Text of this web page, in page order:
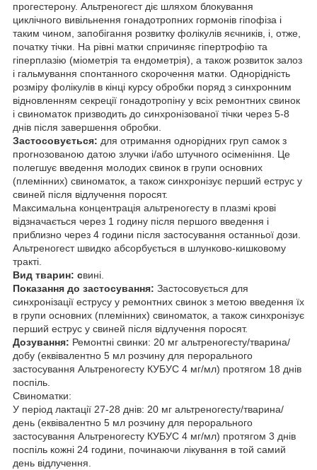
прогестерону. Альтреногест діє шляхом блокування
циклічного вивільнення гонадотропних гормонів гіпофіза і
таким чином, запобігання розвитку фолікулів яєчників, і, отже,
початку тічки. На рівні матки спричиняє гіпертрофію та
гіперплазію (міометрія та ендометрія), а також розвиток залоз
і гальмування спонтанного скорочення матки. Однорідність
розміру фолікулів в кінці курсу обробки поряд з синхронним
відновленням секреції гонадотропіну у всіх ремонтних свинок
і свиноматок призводить до синхронізованої тічки через 5-8
днів після завершення обробки.
Застосовується: для отримання однорідних груп самок з
прогнозованою датою злучки і/або штучного осіменіння. Це
полегшує введення молодих свинок в групи основних
(племінних) свиноматок, а також синхронізує перший еструс у
свиней після відлучення поросят.
Максимальна концентрація альтреногесту в плазмі крові
відзначається через 1 годину після першого введення і
приблизно через 4 години після застосування останньої дози.
Альтреногест швидко абсорбується в шлунково-кишковому
тракті.
Вид тварин: свині.
Показання до застосування: Застосовується для
синхронізації еструсу у ремонтних свинок з метою введення їх
в групи основних (племінних) свиноматок, а також синхронізує
перший еструс у свиней після відлучення поросят.
Дозування: Ремонтні свинки: 20 мг альтреногесту/тварина/
добу (еквівалентно 5 мл розчину для перорального
застосування Альтреногесту КУБУС 4 мг/мл) протягом 18 днів
поспіль.
Свиноматки:
У період лактації 27-28 днів: 20 мг альтреногесту/тварина/
день (еквівалентно 5 мл розчину для перорального
застосування Альтреногесту КУБУС 4 мг/мл) протягом 3 днів
поспіль кожні 24 години, починаючи лікування в той самий
день відлучення.